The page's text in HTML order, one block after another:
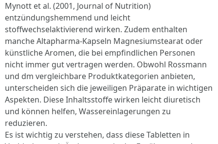
Mynott et al. (2001, Journal of Nutrition)
entzündungshemmend und leicht
stoffwechselaktivierend wirken. Zudem enthalten
manche Altapharma-Kapseln Magnesiumstearat oder
künstliche Aromen, die bei empfindlichen Personen
nicht immer gut vertragen werden. Obwohl Rossmann
und dm vergleichbare Produktkategorien anbieten,
unterscheiden sich die jeweiligen Präparate in wichtigen
Aspekten. Diese Inhaltsstoffe wirken leicht diuretisch
und können helfen, Wassereinlagerungen zu
reduzieren.
Es ist wichtig zu verstehen, dass diese Tabletten in